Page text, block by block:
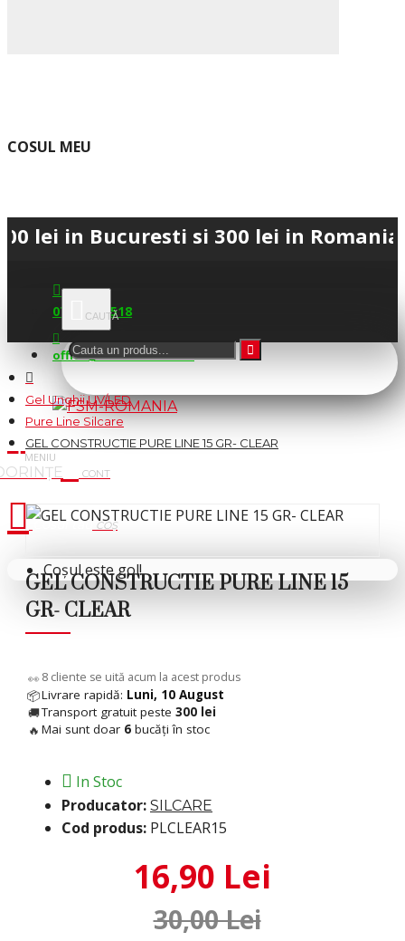
COSUL MEU
si 300 lei in Romania •
0745.677.518
office@fsm-romania.ro
Cosul tau
Coșul este gol!
Gel Unghii UV/LED
Pure Line Silcare
GEL CONSTRUCTIE PURE LINE 15 GR- CLEAR
GEL CONSTRUCTIE PURE LINE 15
GR- CLEAR
👀 11cliente se uită acum la acest produs
📦Livrare rapidă: Luni, 10 August
🚚Transport gratuit peste 300 lei
🔥 Mai sunt doar 6 bucăți în stoc
In Stoc
Producator: SILCARE
Cod produs: PLCLEAR15
16,90 Lei
30,00 Lei